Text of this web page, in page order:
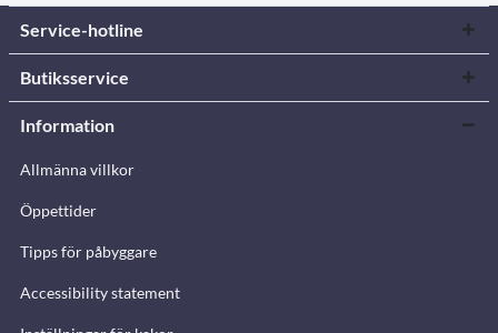
Service-hotline
Butiksservice
Information
Allmänna villkor
Öppettider
Tipps för påbyggare
Accessibility statement